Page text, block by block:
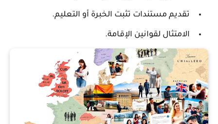
تقديم مستندات تثبت الخبرة أو التعليم.
الامتثال لقوانين الإقامة.